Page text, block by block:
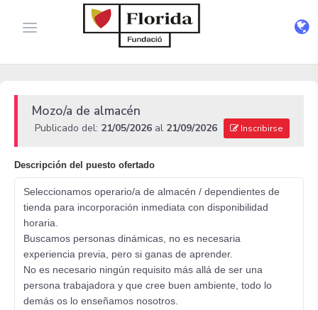
Mozo/a de almacén
Publicado del: 21/05/2026 al 21/09/2026 Inscribirse
Descripción del puesto ofertado
Seleccionamos operario/a de almacén / dependientes de
tienda para incorporación inmediata con disponibilidad
horaria.
Buscamos personas dinámicas, no es necesaria
experiencia previa, pero si ganas de aprender.
No es necesario ningún requisito más allá de ser una
persona trabajadora y que cree buen ambiente, todo lo
demás os lo enseñamos nosotros.